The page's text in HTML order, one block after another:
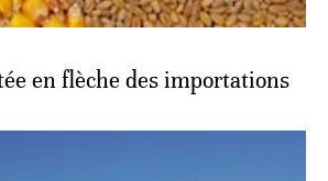
en flèche des importations